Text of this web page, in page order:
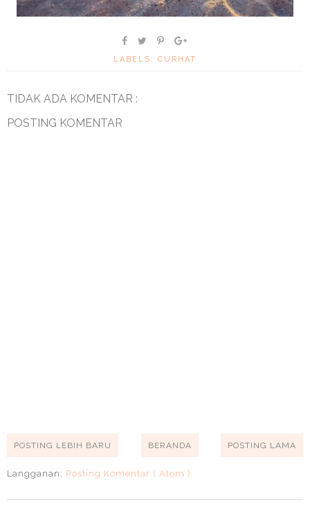
LABELS: CURHAT
TIDAK ADA KOMENTAR :
POSTING KOMENTAR
POSTING LEBIH BARU POSTING LAMA
BERANDA
Langganan: Posting Komentar ( Atom )